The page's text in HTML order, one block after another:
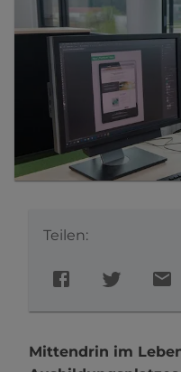
Teilen:
Mittendrin im